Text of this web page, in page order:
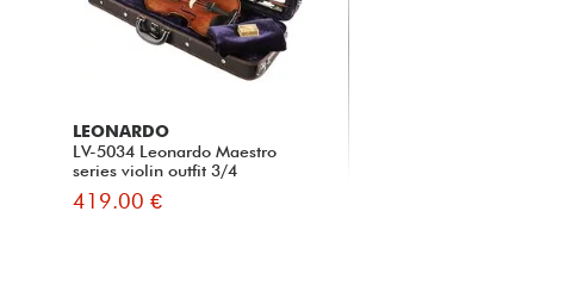
LEONARDO
LV-5034 Leonardo Maestro
series violin outfit 3/4
419.00 €